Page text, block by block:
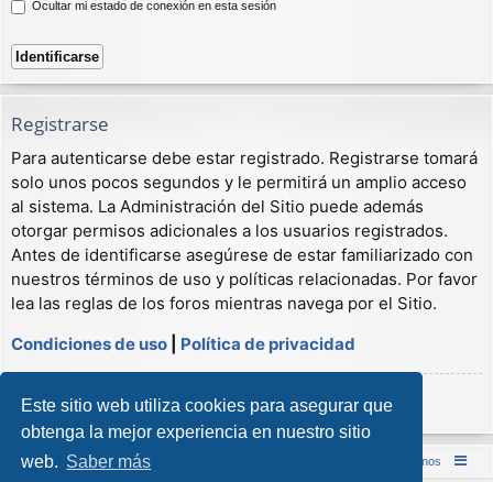
Este sitio web utiliza cookies para asegurar que
obtenga la mejor experiencia en nuestro sitio
web. Saber más
Ocultar mi estado de conexión en esta sesión
Registrarse
Para autenticarse debe estar registrado. Registrarse tomará
solo unos pocos segundos y le permitirá un amplio acceso
al sistema. La Administración del Sitio puede además
otorgar permisos adicionales a los usuarios registrados.
Antes de identificarse asegúrese de estar familiarizado con
nuestros términos de uso y políticas relacionadas. Por favor
lea las reglas de los foros mientras navega por el Sitio.
Condiciones de uso
Política de privacidad
Registrarse
Inicio (Web) Foro Punta de Lanza Wargames Contáctenos